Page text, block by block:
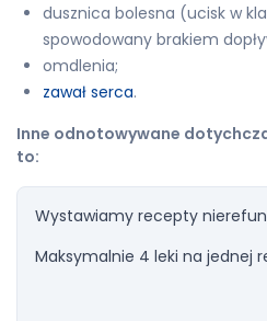
dusznica bolesna (ucisk w
spowodowany brakiem
omdlenia;
zawał serca.
Inne odnotowywane
to:
Wystawiamy recepty
Maksymalnie 4 leki na jednej